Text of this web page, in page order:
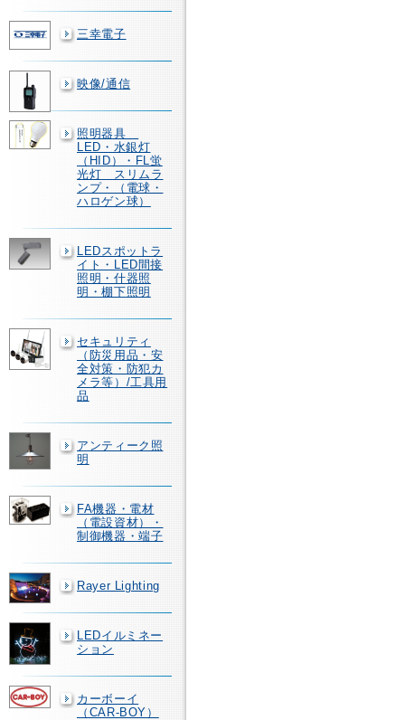
三幸電子
映像/通信
照明器具
LED・水銀灯
（HID）・FL蛍
光灯 スリムラ
ンプ・（電球・
ハロゲン球）
LEDスポットラ
イト・LED間接
照明・什器照
明・棚下照明
セキュリティ
（防災用品・安
全対策・防犯カ
メラ等）/工具用
品
アンティーク照
明
FA機器・電材
（電設資材）・
制御機器・端子
Rayer Lighting
LEDイルミネー
ション
カーボーイ
（CAR-BOY）